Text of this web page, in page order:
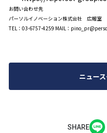
お問い合わせ先
パーソルイノベーション株式会社 広報室
TEL：03-6757-4259 MAIL：
ニュー
SHARE